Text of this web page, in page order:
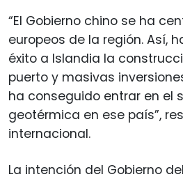
“El Gobierno chino se ha
europeos de la región. Así,
éxito a Islandia la
puerto y masivas
ha conseguido entrar en el
geotérmica en ese país”,
internacional.
La intención del Gobierno